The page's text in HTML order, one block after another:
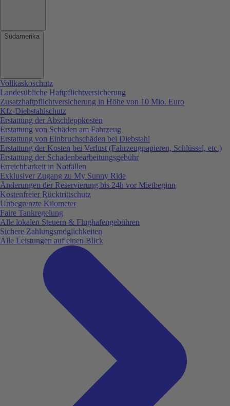
Südamerika
Vollkaskoschutz
Landesübliche Haftpflichtversicherung
Zusatzhaftpflichtversicherung in Höhe von 10 Mio. Euro
Kfz-Diebstahlschutz
Erstattung der Abschleppkosten
Erstattung von Schäden am Fahrzeug
Erstattung von Einbruchschäden bei Diebstahl
Erstattung der Kosten bei Verlust (Fahrzeugpapieren, Schlüssel, etc.)
Erstattung der Schadenbearbeitungsgebühr
Erreichbarkeit in Notfällen
Exklusiver Zugang zu My Sunny Ride
Änderungen der Reservierung bis 24h vor Mietbeginn
Kostenfreier Rücktrittschutz
Unbegrenzte Kilometer
Faire Tankregelung
Alle lokalen Steuern & Flughafengebühren
Sichere Zahlungsmöglichkeiten
Alle Leistungen auf einen Blick